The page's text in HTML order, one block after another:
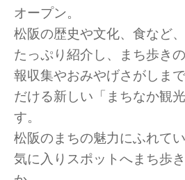
オープン。
松阪の歴史や文化、食など
たっぷり紹介し、まち歩き
報収集やおみやげさがしま
だける新しい「まちなか観
す。
松阪のまちの魅力にふれて
気に入りスポットへまち歩